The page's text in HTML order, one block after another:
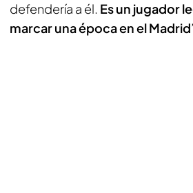
defendería a él. Es un jugador
marcar una época en el Madrid